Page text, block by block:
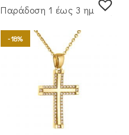
Παράδoση 1 έως 3 ημέρες
-18%